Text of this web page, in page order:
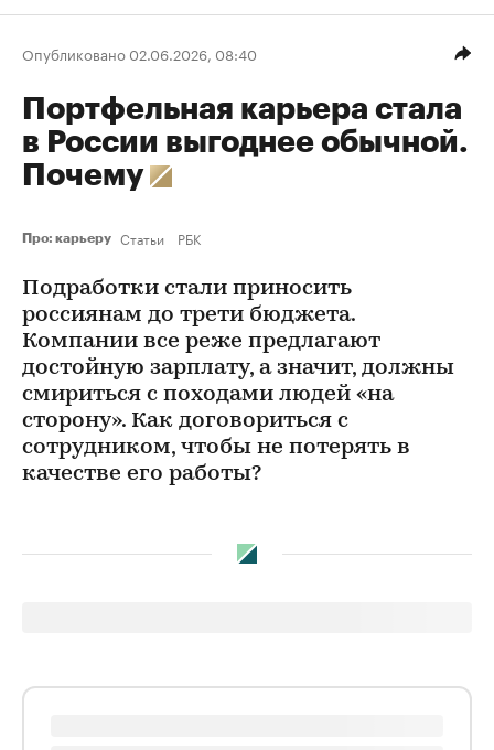
Опубликовано 02.06.2026, 08:40
Портфельная карьера стала
в России выгоднее обычной.
Почему
Про: карьеру Статьи РБК
Подработки стали приносить
россиянам до трети бюджета.
Компании все реже предлагают
достойную зарплату, а значит, должны
смириться с походами людей «на
сторону». Как договориться с
сотрудником, чтобы не потерять в
качестве его работы?